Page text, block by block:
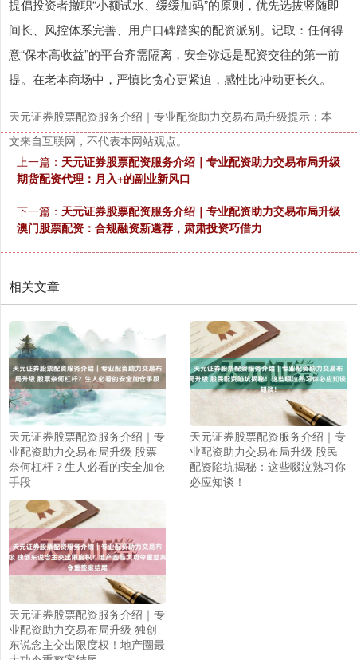
提倡投资者撤职“小额试水、缓缓加码”的原则，优先选拔竖随即
间长、风控体系完善、用户口碑踏实的配资派别。记取：任何得
意“保本高收益”的平台齐需隔离，安全弥远是配资交往的第一前
提。在老本商场中，严慎比贪心更紧迫，感性比冲动更长久。
天元证券股票配资服务介绍｜专业配资助力交易布局升级提示：本
文来自互联网，不代表本网站观点。
上一篇： 天元证券股票配资服务介绍｜专业配资助力交易布局升级
期货配资代理：月入+的副业新风口
下一篇： 天元证券股票配资服务介绍｜专业配资助力交易布局升级
澳门股票配资：合规融资新遴荐，肃肃投资巧借力
相关文章
天元证券股票配资服务介绍｜专
业配资助力交易布局升级 股票
奈何杠杆？生人必看的安全加仓
手段
天元证券股票配资服务介绍｜专
业配资助力交易布局升级 股民
配资陷坑揭秘：这些啜泣熟习你
必应知谈！
天元证券股票配资服务介绍｜专
业配资助力交易布局升级 独创
东说念主交出限度权！地产圈最
上证综指 3900.35